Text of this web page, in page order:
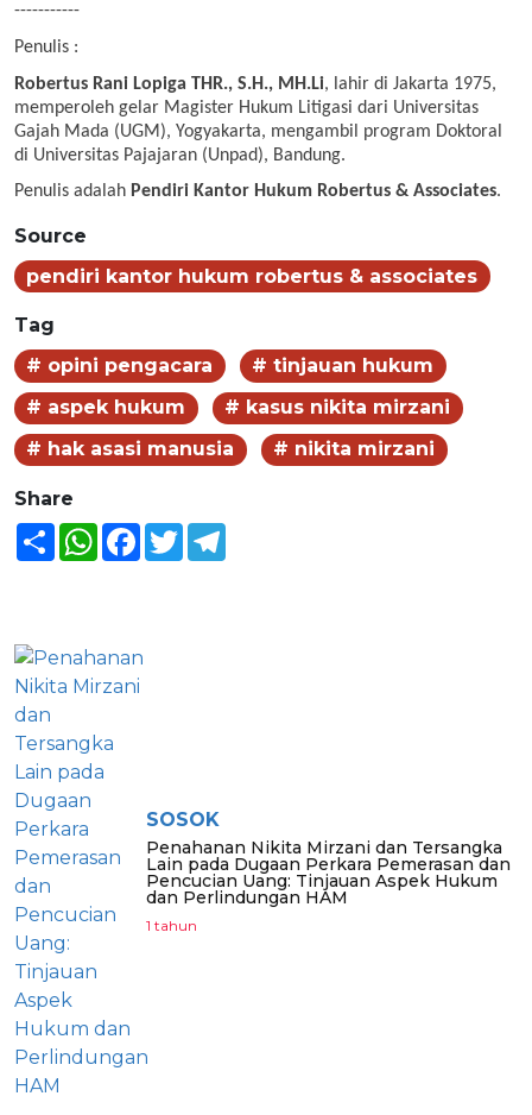
-----------
Penulis :
Robertus Rani Lopiga THR., S.H., MH.Li, lahir di Jakarta 1975,
memperoleh gelar Magister Hukum Litigasi dari Universitas
Gajah Mada (UGM), Yogyakarta, mengambil program Doktoral
di Universitas Pajajaran (Unpad), Bandung.
Penulis adalah Pendiri Kantor Hukum Robertus & Associates.
Source
pendiri kantor hukum robertus & associates
Tag
# opini pengacara
# tinjauan hukum
# aspek hukum
# kasus nikita mirzani
# hak asasi manusia
# nikita mirzani
Share
Share WhatsAppFacebook
Twitter
SOSOK
Penahanan Nikita Mirzani dan Tersangka
Lain pada Dugaan Perkara Pemerasan dan
Pencucian Uang: Tinjauan Aspek Hukum
dan Perlindungan HAM
1 tahun